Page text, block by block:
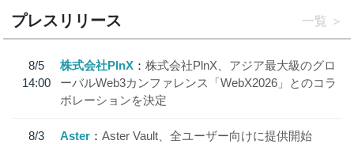
プレスリリース 一覧
8/5
14:00
株式会社PlnX
株式会社PlnX、アジア最大級のグロ
ーバルWeb3カンファレンス「WebX2026」とのコラ
ボレーションを決定
8/3
Aster Aster Vault、全ユーザー向けに提供開始